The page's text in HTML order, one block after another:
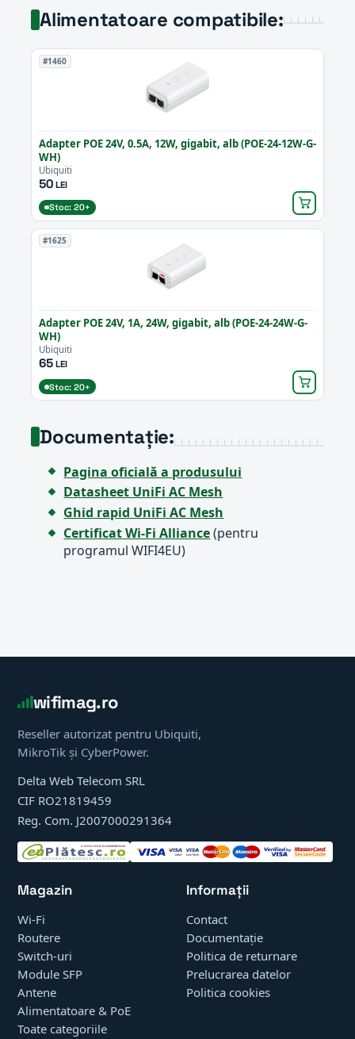
Alimentatoare compatibile:
#1460
Adapter POE 24V, 0.5A, 12W, gigabit, alb (POE-24-12W-G-
WH)
Ubiquiti
50LEI
Stoc: 20+
#1625
Adapter POE 24V, 1A, 24W, gigabit, alb (POE-24-24W-G-
WH)
Ubiquiti
65LEI
Stoc: 20+
Documentație:
Pagina oficială a produsului
Datasheet UniFi AC Mesh
Ghid rapid UniFi AC Mesh
Certificat Wi-Fi Alliance(pentru
programul WIFI4EU)
wifimag.ro
Reseller autorizat pentru Ubiquiti,
MikroTik și CyberPower.
Delta Web Telecom SRL
CIF RO21819459
Reg. Com. J2007000291364
Magazin
Wi-Fi
Routere
Switch-uri
Module SFP
Antene
Alimentatoare & PoE
Toate categoriile
Informații
Contact
Documentație
Politica de returnare
Prelucrarea datelor
Politica cookies